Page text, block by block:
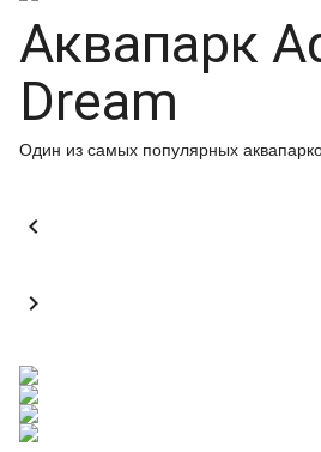
Аквапарк
Dream
Один из самых популярных

